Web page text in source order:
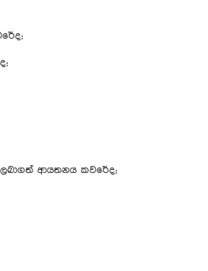
ආයතනය කවරේද;